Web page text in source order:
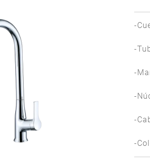
-
-
-
-
-
-